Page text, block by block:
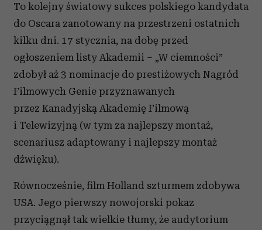
To kolejny światowy sukces polskiego kandydata
do Oscara zanotowany na przestrzeni ostatnich
kilku dni. 17 stycznia, na dobę przed
ogłoszeniem listy Akademii – „W ciemności”
zdobył aż 3 nominacje do prestiżowych Nagród
Filmowych Genie przyznawanych
przez Kanadyjską Akademię Filmową
i Telewizyjną (w tym za najlepszy montaż,
scenariusz adaptowany i najlepszy montaż
dźwięku).
Równocześnie, film Holland szturmem zdobywa
USA. Jego pierwszy nowojorski pokaz
przyciągnął tak wielkie tłumy, że audytorium